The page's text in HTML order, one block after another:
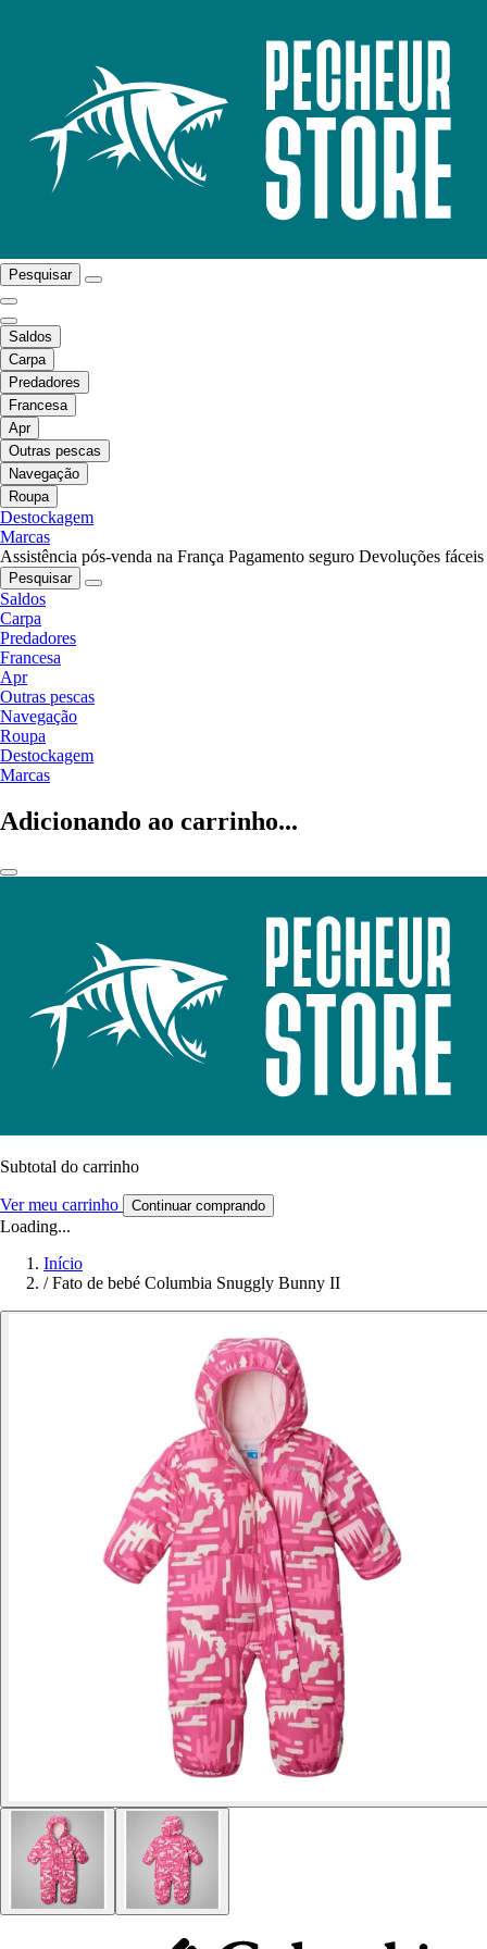
Pesquisar
Saldos
Carpa
Predadores
Francesa
Apr
Outras pescas
Navegação
Roupa
Destockagem
Marcas
Assistência pós-venda na França Pagamento seguro Devoluções fáceis
Pesquisar
Saldos
Carpa
Predadores
Francesa
Apr
Outras pescas
Navegação
Roupa
Destockagem
Marcas
Adicionando ao carrinho...
Subtotal do carrinho
Ver meu carrinho Continuar comprando
Loading...
Início
/ Fato de bebé Columbia Snuggly Bunny II